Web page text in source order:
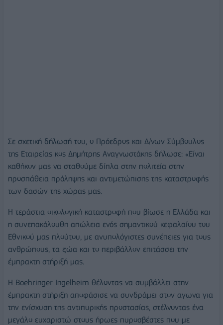
Σε σχετική δήλωσή του, ο Πρόεδρος και Δ/νων Σύμβουλος
της Εταιρείας κος Δημήτρης Αναγνωστάκης δήλωσε: «Είναι
καθήκον μας να σταθούμε δίπλα στην πολιτεία στην
προσπάθεια πρόληψης και αντιμετώπισης της καταστροφής
των δασών της χώρας μας.
Η τεράστια οικολογική καταστροφή που βίωσε η Ελλάδα και
η συνεπακόλουθη απώλεια ενός σημαντικού κεφαλαίου του
Εθνικού μας πλούτου, με ανυπολόγιστες συνέπειες για τους
ανθρώπους, τα ζώα και το περιβάλλον επιτάσσει την
έμπρακτη στήριξή μας.
Η Boehringer Ingelheim θέλοντας να συμβάλλει στην
έμπρακτη στήριξη αποφάσισε να συνδράμει στον αγωνα για
την ενίσχυση της αντιπυρικής προστασίας, στέλνοντας ένα
μεγάλο ευχαριστώ στους ήρωες πυροσβέστες που με